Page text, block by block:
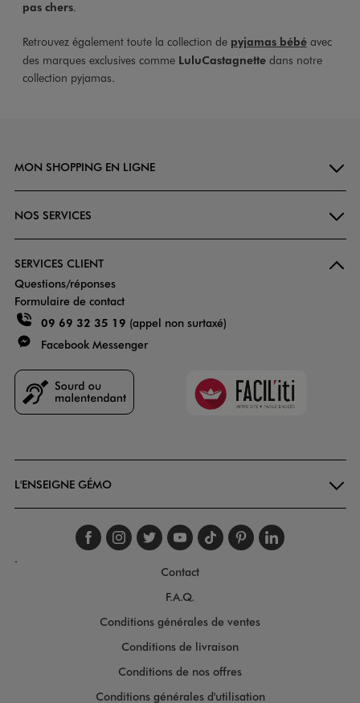
pas chers.
Retrouvez également toute la collection de pyjamas bébéavec
des marques exclusives comme LuluCastagnettedans notre
collection pyjamas.
MON SHOPPING EN LIGNE
NOS SERVICES
SERVICES CLIENT
Questions/réponses
Formulaire de contact
09 69 32 35 19 (appel non surtaxé)
Facebook Messenger
Faciliti
L'ENSEIGNE GÉMO
Suivez-nous sur
Suivez-nous sur
Suivez-nous sur
Suivez-nous
Suivez-nous
Suivez-
.
Contact
F.A.Q.
Conditions générales de ventes
Conditions de livraison
Conditions de nos offres
Conditions générales d'utilisation